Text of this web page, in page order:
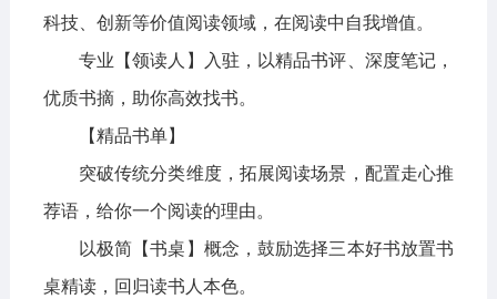
科技、创新等价值阅读领域，在阅读中自我增值。
专业【领读人】入驻，以精品书评、深度笔记，
优质书摘，助你高效找书。
【精品书单】
突破传统分类维度，拓展阅读场景，配置走心推
荐语，给你一个阅读的理由。
以极简【书桌】概念，鼓励选择三本好书放置书
桌精读，回归读书人本色。